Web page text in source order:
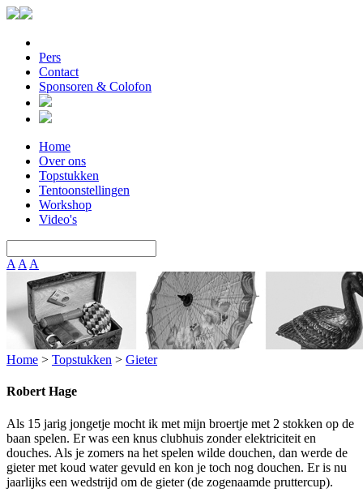
Pers
Contact
Sponsoren & Colofon
Home
Over ons
Topstukken
Tentoonstellingen
Workshop
Video's
A A A
Home > Topstukken > Gieter
Robert Hage
Als 15 jarig jongetje mocht ik met mijn broertje met 2 stokken op de
baan spelen. Er was een knus clubhuis zonder elektriciteit en
douches. Als je zomers na het spelen wilde douchen, dan werde de
gieter met koud water gevuld en kon je toch nog douchen. Er is nu
jaarlijks een wedstrijd om de gieter (de zogenaamde pruttercup).